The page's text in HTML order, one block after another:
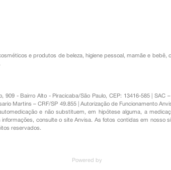
e produtos de beleza, higiene pessoal ,mamãe e bebê,
909 - Bairro Alto - Piracicaba/São Paulo, CEP: 13416-585 |
Martins – CRF/SP 49.855 | Autorização de Funcionamento
e não substituem, em hipótese alguma, a
consulte o site Anvisa. As fotos contidas em
reservados.
Powered by